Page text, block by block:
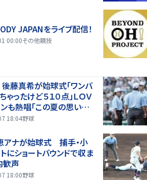
JAPANをライブ配信！
00:00その他競技
藤真希が始球式「ワンバ
ゃったけど５１０点」ＬＯＶ
も熱唱「この夏の思い出
18:04野球
アナが始球式 捕手・小
にショートバウンドで収ま
声
18:00野球